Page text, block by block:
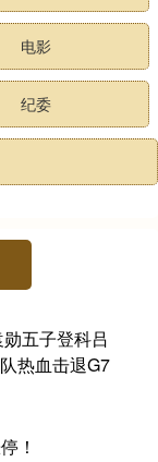
电影
纪委
五子登科吕
热血击退G7
！